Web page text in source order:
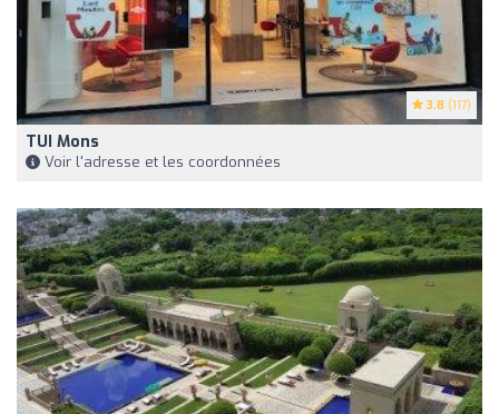
3.8 (117)
TUI Mons
Voir l'adresse et les coordonnées